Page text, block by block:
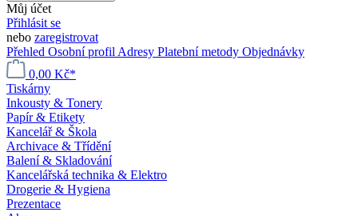
Můj účet
Přihlásit se
nebo zaregistrovat
Přehled Osobní profil Adresy Platební metody Objednávky
0,00 Kč*
Tiskárny
Inkousty & Tonery
Papír & Etikety
Kancelář & Škola
Archivace & Třídění
Balení & Skladování
Kancelářská technika & Elektro
Drogerie & Hygiena
Prezentace